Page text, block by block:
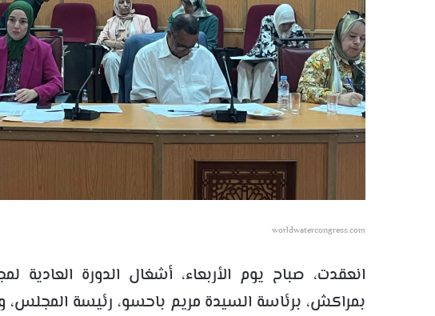
worldwatercongress.com
انعقدت، صباح يوم الأربعاء، أشغال الدورة
بمراكش، برئاسة السيدة مريم باحسو، رئيسة